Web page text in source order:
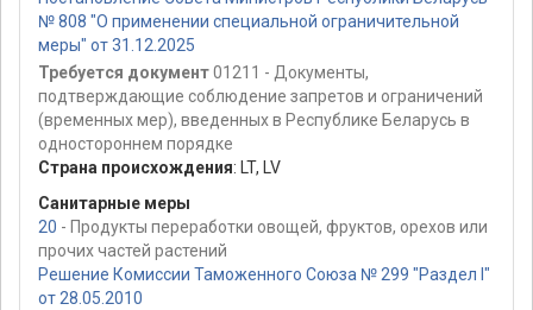
№ 808 "О применении специальной ограничительной
меры" от 31.12.2025
Требуется документ01211 - Документы,
подтверждающие соблюдение запретов и ограничений
(временных мер), введенных в Республике Беларусь в
одностороннем порядке
Страна происхождения: LT,
LV
Санитарные меры
20 - Продукты переработки овощей, фруктов, орехов или
прочих частей растений
Решение Комиссии Таможенного Союза № 299 "Раздел I"
от 28.05.2010